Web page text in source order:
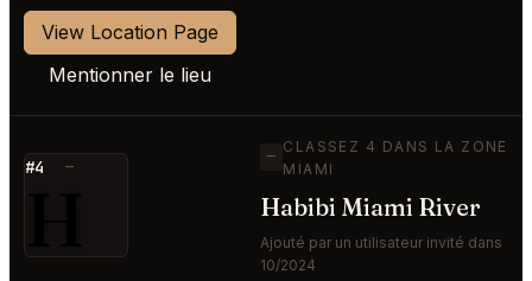
View Location Page
Mentionner le lieu
#4 —
—
CLASSEZ 4 DANS LA ZONE
MIAMI
Habibi Miami River
Ajouté par un utilisateur invité dans
10/2024